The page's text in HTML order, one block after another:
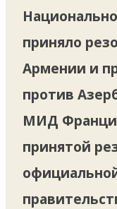
приняло
Армении и
против
МИД
принятой